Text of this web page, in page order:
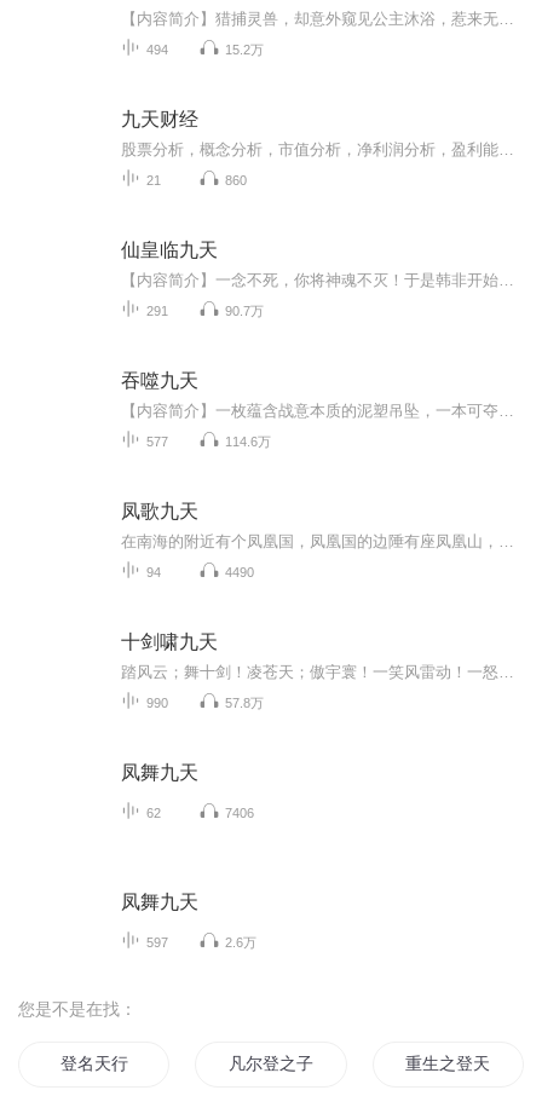
494 15.2万
九天财经
21 860
仙皇临九天
291 90.7万
吞噬九天
577 114.6万
凤歌九天
94 4490
十剑啸九天
990 57.8万
凤舞九天
62 7406
凤舞九天
597 2.6万
您是不是在找：
登名天行 凡尔登之子 重生之登天路